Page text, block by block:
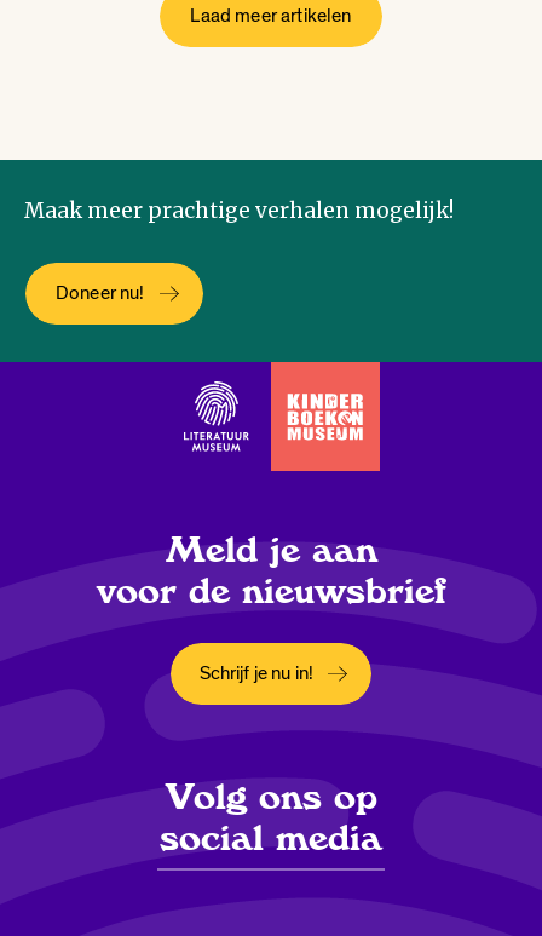
Laad meer artikelen
Maak meer prachtige verhalen mogelijk!
Doneer nu!
Meld je aan
voor de nieuwsbrief
Opent in een nieuw tabblad
Schrijf je nu in!
Volg ons op
social media